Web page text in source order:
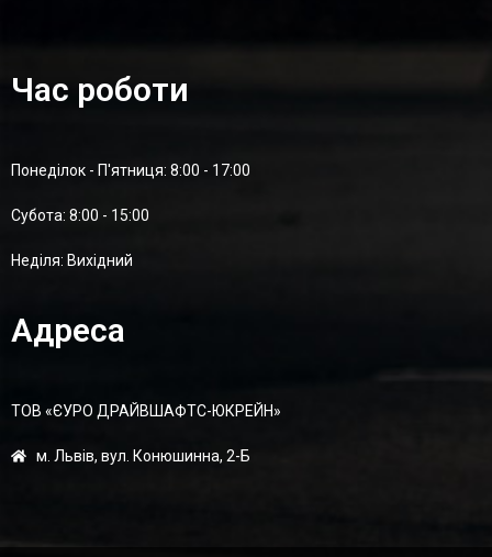
Час роботи
Понеділок - П'ятниця: 8:00 - 17:00
Суботa: 8:00 - 15:00
Неділя: Вихідний
Адреса
ТОВ «ЄУРО ДРАЙВШАФТC-ЮКРЕЙН»
м. Львів, вул. Конюшинна, 2-Б